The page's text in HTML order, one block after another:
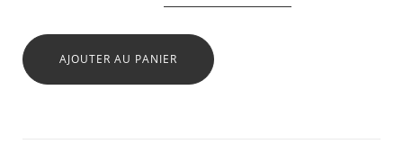
AJOUTER AU PANIER